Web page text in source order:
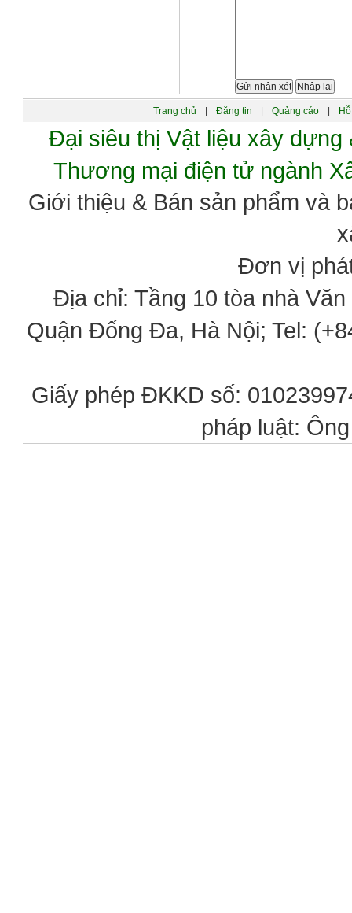
Trang chủ Đăng tin Quảng cáo
Đại siêu thị Vật liệu xây
Thương mại điện tử ngành
Giới thiệu & Bán sản phẩm và
Đơn vị
Địa chỉ: Tầng 10 tòa nhà
Quận Đống Đa, Hà Nội; Tel:
Giấy phép ĐKKD số:
pháp luật: